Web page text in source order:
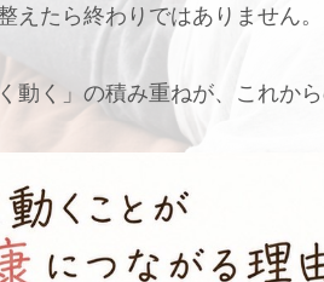
えたら終わりではありません。
動く」の積み重ねが、これか